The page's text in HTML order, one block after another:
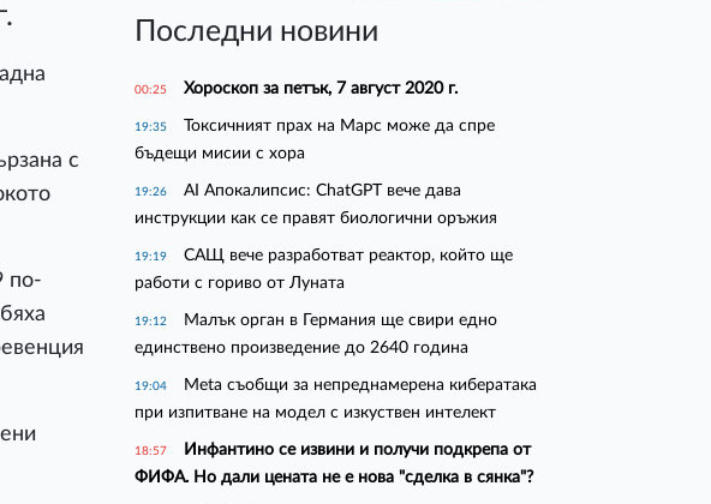
с
по-
Последни новини
00:25 Хороскоп за петък, 7 август 2020 г.
19:35
Токсичният прах на Марс може да спре
бъдещи мисии с хора
19:26
AI Апокалипсис: ChatGPT вече дава
инструкции как се правят биологични оръжия
19:19
САЩ вече разработват реактор, който ще
работи с гориво от Луната
19:12
Малък орган в Германия ще свири едно
единствено произведение до 2640 година
19:04
Meta съобщи за непреднамерена кибератака
при изпитване на модел с изкуствен интелект
18:57
Инфантино се извини и получи подкрепа от
ФИФА. Но дали цената не е нова "сделка в сянка"?